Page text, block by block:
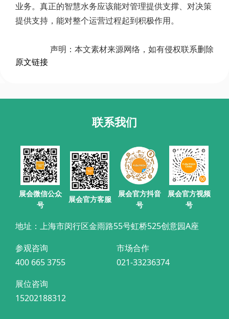
业务。真正的智慧水务应该能对管理提供支撑、对决策
提供支持，能对整个运营过程起到积极作用。
声明：本文素材来源网络，如有侵权联系删除
原文链接
联系我们
展会微信公众
号
展会官方客服
展会官方抖音
号
展会官方视频
号
地址：上海市闵行区金雨路55号虹桥525创意园A座
参观咨询
400 665 3755
市场合作
021-33236374
展位咨询
15202188312